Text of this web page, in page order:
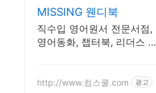
MISSING 웬디북
직수입 영어원서 전문서점,
영어동화, 챕터북, 리더스 파
http://www.컴스쿨.com 광고